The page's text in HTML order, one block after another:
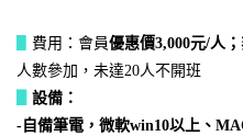
費用：會員優惠價3,000元/人
人數參加，未達20人不開班
設備：
-自備筆電，微軟win10以上、